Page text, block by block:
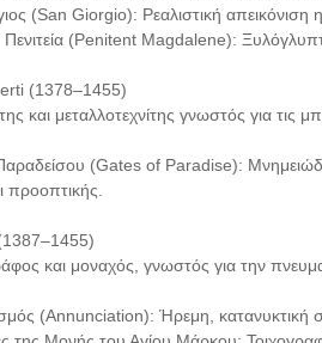
(San Giorgio): Ρεαλιστική απεικόνιση
(Penitent Magdalene):
(1378–1455)
και μεταλλοτεχνίτης γνωστός για τις
(Gates of Paradise):
προοπτικής.
και μοναχός, γνωστός για την
(Annunciation): Ήρεμη, κατανυκτική